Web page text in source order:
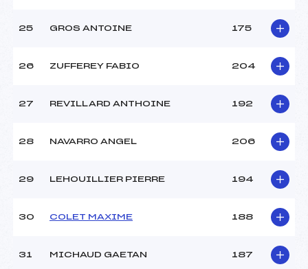
25 GROS ANTOINE 175
26 ZUFFEREY FABIO 204
27 REVILLARD ANTHOINE 192
28 NAVARRO ANGEL 206
29 LEHOUILLIER PIERRE 194
30 COLET MAXIME 188
31 MICHAUD GAETAN 187